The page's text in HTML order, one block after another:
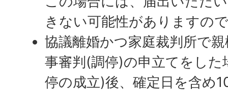
きない可能性がありますの
協議離婚かつ家庭裁判所で
事審判(調停)の申立てをし
停の成立)後、確定日を含め